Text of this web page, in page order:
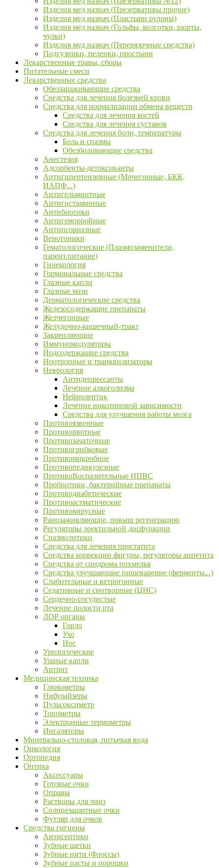
Изделия мед назнач (Презервативы прочие)
Изделия мед назнач (Пластыри рулоны)
Изделия мед назнач (Гольфы, колготки, шорты,
чулки)
Изделия мед назнач (Перевязочные средства)
Подгузники, пеленки, простыни
Лекарственные травы, сборы
Питательные смеси
Лекарственные средства
Обеззараживающие средства
Средства для лечения болезней крови
Средства для нормализации обмена веществ
Средства для лечения костей
Средства для лечения суставов
Средства для лечения боли, температуры
Боль и спазмы
Обезболивающие средства
Анестезия
Адсорбенты-детоксиканты
Антигипертензивные (Мочегонные, БКК,
ИАПФ...)
Антигельминтные
Антигистаминные
Антибиотики
Антигеморройные
Антипсориазные
Венотоники
Гематологические (Плазмозаменители,
парент.питание)
Гинекология
Гормональные средства
Глазные капли
Глазные мази
Дерматологические средства
Железосодержащие препараты
Желчегонные
Желудочно-кишечный-тракт
Закрепляющие
Иммуномодуляторы
Йодсодержащие средства
Ноотропные и транквилизаторы
Неврология
Антидепрессанты
Лечение алкоголизма
Нейролептик
Лечение никотиновой зависимости
Средства для улучшения работы мозга
Противоязвенные
Противорвотные
Противозачаточные
Противогрибковые
Противомикробное
Противопедикулезные
ПротивоВоспалительные НПВС
Пробиотики, бактерийные препараты
Противодиабетические
Противоастматические
Противовирусные
Ранозаживляющие, повыш регенерацию
Регуляторы эректильной дисфункции
Спазмолитики
Средства для лечения простатита
Средства коррекции фигуры, регуляторы аппетита
Средства от синдрома похмелья
Средства улучшающие пищеварение (ферменты...)
Слабительные и ветрогонные
Седативные и снотворные (ЦНС)
Сердечно-сосудистые
Лечение полости рта
ЛОР органы
Горло
Ухо
Нос
Урологические
Ушные капли
Артрит
Медицинская техника
Глюкометры
Нибулайзеры
Пульсоксиметр
Тонометры
Электронные термометры
Ингаляторы
Минерально-столовая, питьевая вода
Онкология
Ортопедия
Оптика
Аксессуары
Готовые очки
Оправы
Растворы для линз
Солнцезащитные очки
Футляр для очков
Средства гигиены
Антисептики
Зубные щетки
Зубные нити (Флоссы)
Зубные пасты и порошки